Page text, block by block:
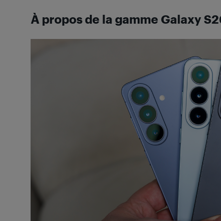
À propos de la gamme Galaxy